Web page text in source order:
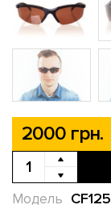
2000 грн.
CF125
Модель